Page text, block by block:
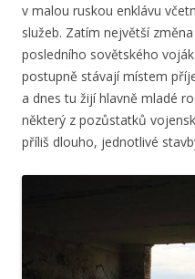
v malou ruskou enklávu
služeb. Zatím největší
posledního sovětského
postupně stávají místem
a dnes tu žijí hlavně mladé
některý z pozůstatků
příliš dlouho, jednotlivé